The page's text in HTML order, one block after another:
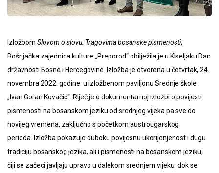
Izložbom Slovom o slovu: Tragovima bosanske pismenosti,
Bošnjačka zajednica kulture „Preporod“ obilježila je u Kiseljaku Dan
državnosti Bosne i Hercegovine. Izložba je otvorena u četvrtak, 24.
novembra 2022. godine u izložbenom paviljonu Srednje škole
„Ivan Goran Kovačić“. Riječ je o dokumentarnoj izložbi o povijesti
pismenosti na bosanskom jeziku od srednjeg vijeka pa sve do
novijeg vremena, zaključno s početkom austrougarskog
perioda. Izložba pokazuje duboku povijesnu ukorijenjenost i dugu
tradiciju bosanskog jezika, ali i pismenosti na bosanskom jeziku,
čiji se začeci javljaju upravo u dalekom srednjem vijeku, dok se